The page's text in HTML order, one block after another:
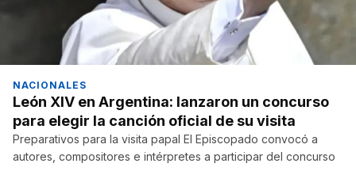
NACIONALES
León XIV en Argentina: lanzaron un concurso
para elegir la canción oficial de su visita
Preparativos para la visita papal El Episcopado convocó a
autores, compositores e intérpretes a participar del concurso